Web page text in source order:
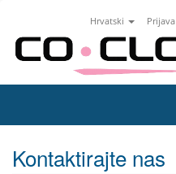
Hrvatski Prijava
Kontaktirajte nas